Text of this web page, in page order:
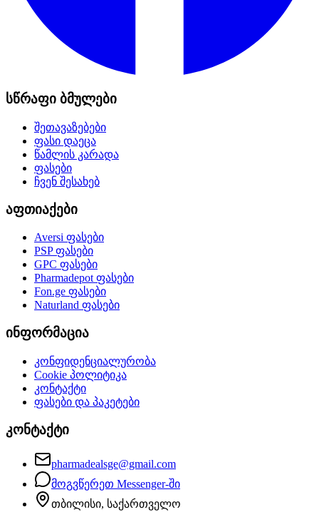
სწრაფი ბმულები
შეთავაზებები
ფასი დაეცა
წამლის კარადა
ფასები
ჩვენ შესახებ
აფთიაქები
Aversi ფასები
PSPფასები
GPC ფასები
Pharmadepotფასები
Fon.ge ფასები
Naturland ფასები
ინფორმაცია
კონფიდენციალურობა
Cookie პოლიტიკა
კონტაქტი
ფასები და პაკეტები
კონტაქტი
pharmadealsge@gmail.com
მოგვწერეთ Messenger-ში
თბილისი, საქართველო